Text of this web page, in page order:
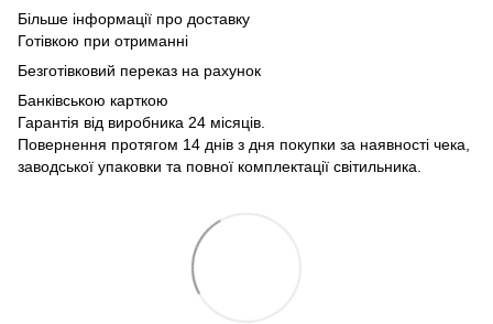
Більше інформації про доставку
Готівкою при отриманні
Безготівковий переказ на рахунок
Банківською карткою
Гарантія від виробника 24 місяців.
Повернення протягом 14 днів з дня покупки за наявності чека,
заводської упаковки та повної комплектації світильника.